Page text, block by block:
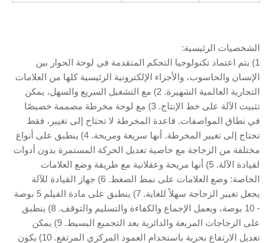
الشخصيات الرئيسية:
1) يتم اعتماد تكنولوجيا التحكم المتقدمة في لوحة الحوار بين
الإنسان والحاسوب، والأجزاء الإلكترونية الرئيسية كلها من العلامات
التجارية العالمية الشهيرة. 2) مع التشغيل السريع والسهل، يمكن
تثبيت الآلة على خط الإنتاج. 3) مع لوحة مخرطة مصممة خصيصًا
في نطاق المواصفات. قاعدة المخرطة لا تحتاج إلى تغيير، فقط
تحتاج إلى تغيير المخرطة. أنها سريعة ومريحة. 4) ينطبق على أنواع
مختلفة من الزجاجة مع خاصية تعديل الحركة المستمرة بدون أدوات
لقيادة الآلة. 5) أنها مريحة وعقلانية مع طريقة وضع العلامات
الخاصة: وضع العلامات على نمط الضغط. 6) جهاز القيادة للآلة
يجعل تغيير الزجاجة سهلاً للغاية. 7) ينطبق على مادة الفيلم 5 بوصة
- 10 بوصة، وبعمل الإجماع والكفاءة والتسليم والتوقف. 8) ينطبق
على الزجاجات المربعة والدائرية بعد التجميع البسيط. 9) يمكن
تعديل الارتفاع بحرية باستخدام العمود المركزي المرتفع. 10) يكون